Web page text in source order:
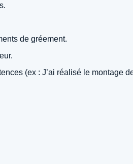
de gréement.
(ex : J’ai réalisé le montage